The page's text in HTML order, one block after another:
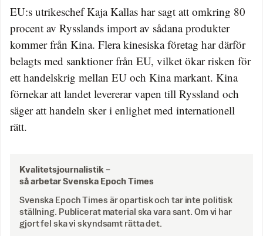
EU:s utrikeschef Kaja Kallas har sagt att omkring 80
procent av Rysslands import av sådana produkter
kommer från Kina. Flera kinesiska företag har därför
belagts med sanktioner från EU, vilket ökar risken för
ett handelskrig mellan EU och Kina markant. Kina
förnekar att landet levererar vapen till Ryssland och
säger att handeln sker i enlighet med internationell
rätt.
Kvalitetsjournalistik –
så arbetar Svenska Epoch Times
Svenska Epoch Times är opartisk och tar inte politisk
ställning. Publicerat material ska vara sant. Om vi har
gjort fel ska vi skyndsamt rätta det.